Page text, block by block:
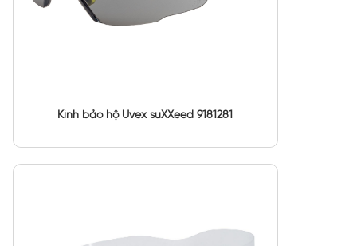
Kính bảo hộ Uvex suXXeed 9181281